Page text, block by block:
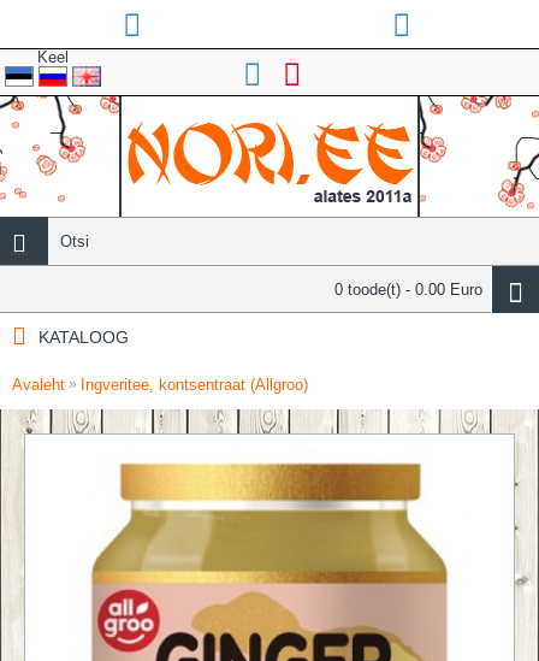
Keel
0 toode(t) - 0.00 Euro
KATALOOG
Avaleht » Ingveritee, kontsentraat (Allgroo)